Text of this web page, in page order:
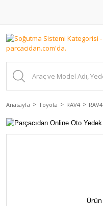
Anasayfa Toyota RAV4
Ürün